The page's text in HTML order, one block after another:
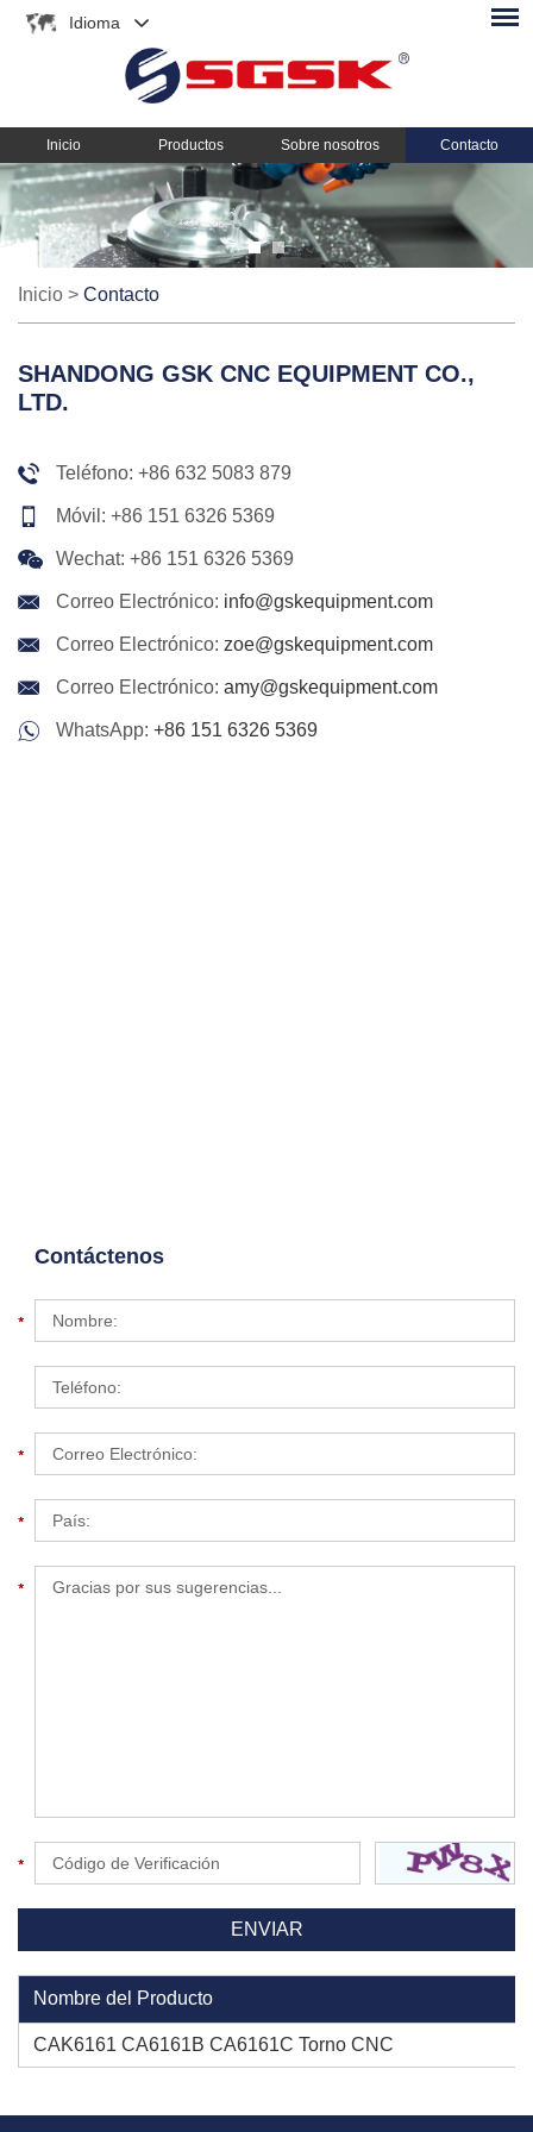
Idioma
Inicio Productos Sobre nosotros Contacto
Inicio > Contacto
SHANDONG GSK CNC EQUIPMENT CO.,
LTD.
Teléfono: +86 632 5083 879
Móvil: +86 151 6326 5369
Wechat: +86 151 6326 5369
Correo Electrónico: info@gskequipment.com
Correo Electrónico: zoe@gskequipment.com
Correo Electrónico: amy@gskequipment.com
WhatsApp: +86 151 6326 5369
Contáctenos
Nombre del Producto
CAK6161 CA6161B CA6161C Torno CNC